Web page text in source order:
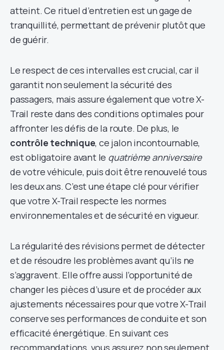
atteint. Ce rituel d’entretien est un gage de
tranquillité, permettant de prévenir plutôt que
de guérir.
Le respect de ces intervalles est crucial, car il
garantit non seulement la sécurité des
passagers, mais assure également que votre X-
Trail reste dans des conditions optimales pour
affronter les défis de la route. De plus, le
contrôle technique, ce jalon incontournable,
est obligatoire avant le quatrième anniversaire
de votre véhicule, puis doit être renouvelé tous
les deux ans. C’est une étape clé pour vérifier
que votre X-Trail respecte les normes
environnementales et de sécurité en vigueur.
La régularité des révisions permet de détecter
et de résoudre les problèmes avant qu’ils ne
s’aggravent. Elle offre aussi l’opportunité de
changer les pièces d’usure et de procéder aux
ajustements nécessaires pour que votre X-Trail
conserve ses performances de conduite et son
efficacité énergétique. En suivant ces
recommandations, vous assurez non seulement